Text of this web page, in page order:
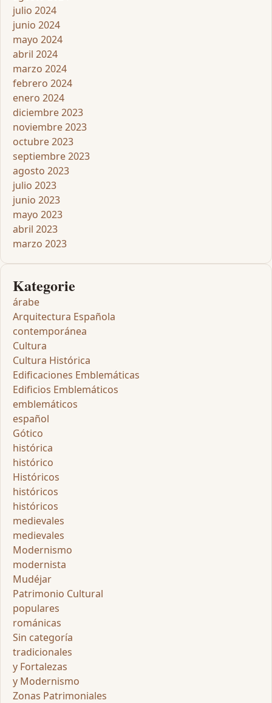
julio 2024
junio 2024
mayo 2024
abril 2024
marzo 2024
febrero 2024
enero 2024
diciembre 2023
noviembre 2023
octubre 2023
septiembre 2023
agosto 2023
julio 2023
junio 2023
mayo 2023
abril 2023
marzo 2023
Kategorie
árabe
Arquitectura Española
contemporánea
Cultura
Cultura Histórica
Edificaciones Emblemáticas
Edificios Emblemáticos
emblemáticos
español
Gótico
histórica
histórico
Históricos
históricos
históricos
medievales
medievales
Modernismo
modernista
Mudéjar
Patrimonio Cultural
populares
románicas
Sin categoría
tradicionales
y Fortalezas
y Modernismo
Zonas Patrimoniales